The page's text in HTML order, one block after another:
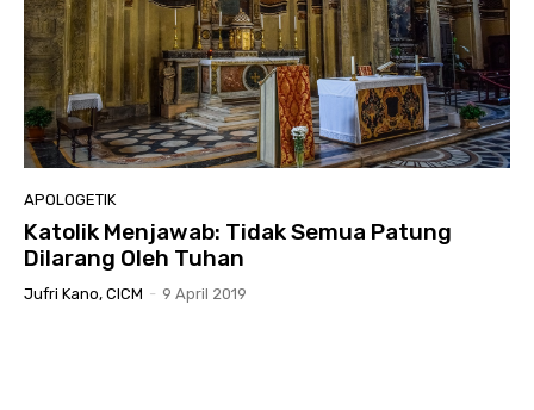
APOLOGETIK
Katolik Menjawab: Tidak Semua Patung
Dilarang Oleh Tuhan
Jufri Kano, CICM - 9 April 2019